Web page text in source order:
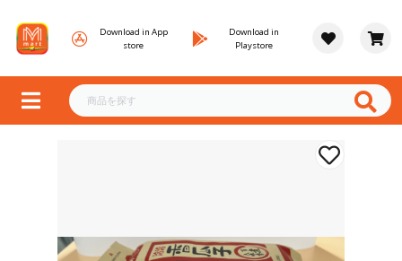
Download in App
store
Download in
Playstore